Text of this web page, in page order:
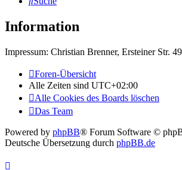
Information
Impressum: Christian Brenner, Ersteiner Str.
Foren-Übersicht
Alle Zeiten sind UTC+02:00
Alle Cookies des Boards löschen
Das Team
Powered by phpBB® Forum Software ©
Deutsche Übersetzung durch phpBB.de